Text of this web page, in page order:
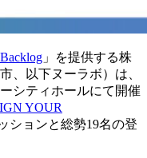
Backlog 」を提供する株
、以下ヌーラボ）は、
シティホールにて開催
YOUR
ションと総勢19名の登